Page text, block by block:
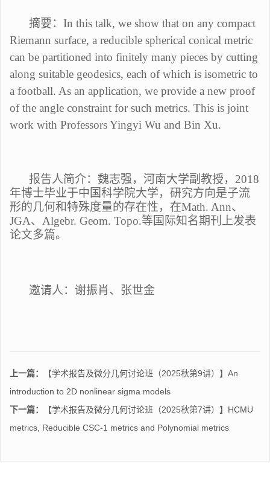
摘要： In this talk, we show that on any compact
Riemann surface, a reducible spherical conical metric
can be partitioned into finitely many pieces by cutting
along suitable geodesics, each of which is isometric to
a football. As an application, we provide a new proof
of the angle constraint for such metrics. This is joint
work with Professors Yingyi Wu and Bin Xu.
报告人简介： 魏志强，河南大学副教授， 2018
年博士毕业于中国科学院大学，研究方向是子流
形的几何和特殊度量的存在性，在Math. Ann、
JGA、Algebr. Geom. Topo.等国际知名期刊上发表
论文多篇。
邀请人： 谢振肖、张世金
上一篇：
【学术报告及微分几何讨论班（2025秋第9讲）】An
introduction to 2D nonlinear sigma models
下一篇：
【学术报告及微分几何讨论班（2025秋第7讲）】HCMU
metrics, Reducible CSC-1 metrics and Polynomial metrics